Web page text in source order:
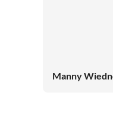
Manny